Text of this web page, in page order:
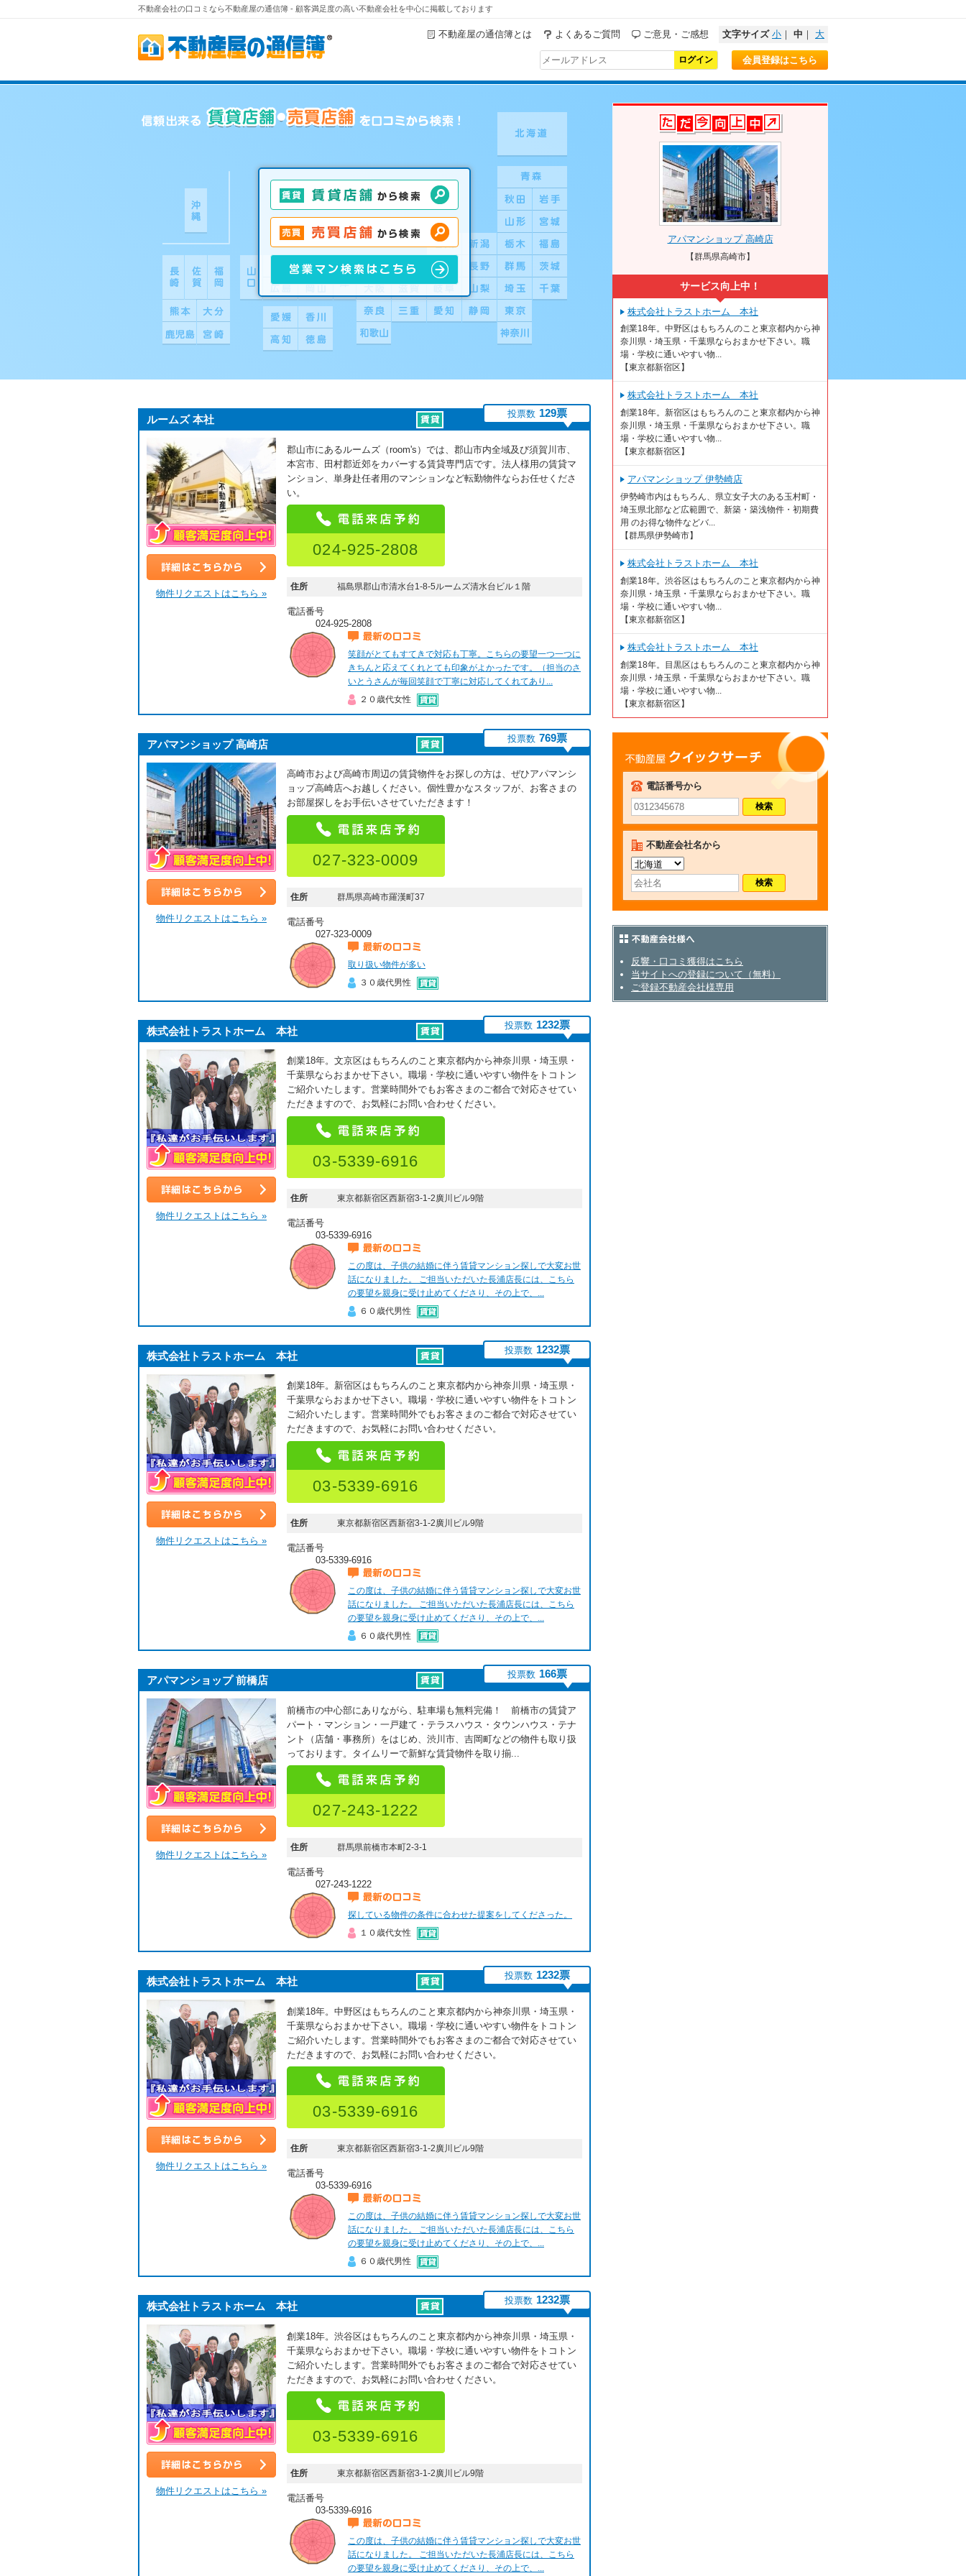
不動産会社の口コミなら不動産屋の通信簿 - 顧客満足度の高い不動産会社を中心に掲載しております
不動産屋の通信簿とは よくあるご質問 ご意見・ご感想 文字サイズ 小 ｜ 中 ｜ 大
会員登録はこちら
賃貸店舗から検索
売買店舗から検索
ルームズ 本社 投票数 129票
顧客満足度向上中！
詳細はこちら
物件リクエストはこちら »
郡山市にあるルームズ（room's）では、郡山市内全域及び須賀川市、
本宮市、田村郡近郊をカバーする賃貸専門店です。法人様用の賃貸マ
ンション、単身赴任者用のマンションなど転勤物件ならお任せくださ
い。
024-925-2808
住所 福島県郡山市清水台1-8-5ルームズ清水台ビル１階
電話番号
024-925-2808
最新の口コミ
笑顔がとてもすてきで対応も丁寧。こちらの要望一つ一つに
きちんと応えてくれとても印象がよかったです。（担当のさ
いとうさんが毎回笑顔で丁寧に対応してくれてあり...
２０歳代女性
アパマンショップ 高崎店 投票数 769票
顧客満足度向上中！
詳細はこちら
物件リクエストはこちら »
高崎市および高崎市周辺の賃貸物件をお探しの方は、ぜひアパマンシ
ョップ高崎店へお越しください。個性豊かなスタッフが、お客さまの
お部屋探しをお手伝いさせていただきます！
027-323-0009
住所 群馬県高崎市羅漢町37
電話番号
027-323-0009
最新の口コミ
取り扱い物件が多い
３０歳代男性
株式会社トラストホーム 本社 投票数 1232票
顧客満足度向上中！
物件リクエストはこちら »
創業18年。文京区はもちろんのこと東京都内から神奈川県・埼玉県・
千葉県ならおまかせ下さい。職場・学校に通いやすい物件をトコトン
ご紹介いたします。営業時間外でもお客さまのご都合で対応させてい
ただきますので、お気軽にお問い合わせください。
03-5339-6916
住所 東京都新宿区西新宿3-1-2廣川ビル9階
電話番号
03-5339-6916
最新の口コミ
この度は、子供の結婚に伴う賃貸マンション探しで大変お世
話になりました。 ご担当いただいた長浦店長には、こちら
の要望を親身に受け止めてくださり、その上で、...
６０歳代男性
株式会社トラストホーム 本社 投票数 1232票
顧客満足度向上中！
物件リクエストはこちら »
創業18年。新宿区はもちろんのこと東京都内から神奈川県・埼玉県・
千葉県ならおまかせ下さい。職場・学校に通いやすい物件をトコトン
ご紹介いたします。営業時間外でもお客さまのご都合で対応させてい
ただきますので、お気軽にお問い合わせください。
03-5339-6916
住所 東京都新宿区西新宿3-1-2廣川ビル9階
電話番号
03-5339-6916
最新の口コミ
この度は、子供の結婚に伴う賃貸マンション探しで大変お世
話になりました。 ご担当いただいた長浦店長には、こちら
の要望を親身に受け止めてくださり、その上で、...
６０歳代男性
アパマンショップ 前橋店 投票数 166票
顧客満足度向上中！
物件リクエストはこちら »
前橋市の中心部にありながら、駐車場も無料完備！ 前橋市の賃貸ア
パート・マンション・一戸建て・テラスハウス・タウンハウス・テナ
ント（店舗・事務所）をはじめ、渋川市、吉岡町などの物件も取り扱
っております。タイムリーで新鮮な賃貸物件を取り揃...
027-243-1222
住所 群馬県前橋市本町2-3-1
電話番号
027-243-1222
最新の口コミ
探している物件の条件に合わせた提案をしてくださった。
１０歳代女性
株式会社トラストホーム 本社 投票数 1232票
顧客満足度向上中！
詳細はこちら
物件リクエストはこちら »
創業18年。中野区はもちろんのこと東京都内から神奈川県・埼玉県・
千葉県ならおまかせ下さい。職場・学校に通いやすい物件をトコトン
ご紹介いたします。営業時間外でもお客さまのご都合で対応させてい
ただきますので、お気軽にお問い合わせください。
03-5339-6916
住所 東京都新宿区西新宿3-1-2廣川ビル9階
電話番号
03-5339-6916
最新の口コミ
この度は、子供の結婚に伴う賃貸マンション探しで大変お世
話になりました。 ご担当いただいた長浦店長には、こちら
の要望を親身に受け止めてくださり、その上で、...
６０歳代男性
株式会社トラストホーム 本社 投票数 1232票
顧客満足度向上中！
詳細はこちら
物件リクエストはこちら »
創業18年。渋谷区はもちろんのこと東京都内から神奈川県・埼玉県・
千葉県ならおまかせ下さい。職場・学校に通いやすい物件をトコトン
ご紹介いたします。営業時間外でもお客さまのご都合で対応させてい
ただきますので、お気軽にお問い合わせください。
03-5339-6916
住所 東京都新宿区西新宿3-1-2廣川ビル9階
電話番号
03-5339-6916
最新の口コミ
この度は、子供の結婚に伴う賃貸マンション探しで大変お世
話になりました。 ご担当いただいた長浦店長には、こちら
の要望を親身に受け止めてくださり、その上で、...
アパマンショップ 高崎店
【群馬県高崎市】
サービス向上中！
株式会社トラストホーム 本社
創業18年。中野区はもちろんのこと東京都内から神
奈川県・埼玉県・千葉県ならおまかせ下さい。職
場・学校に通いやすい物...
【東京都新宿区】
株式会社トラストホーム 本社
創業18年。新宿区はもちろんのこと東京都内から神
奈川県・埼玉県・千葉県ならおまかせ下さい。職
場・学校に通いやすい物...
【東京都新宿区】
アパマンショップ 伊勢崎店
伊勢崎市内はもちろん、県立女子大のある玉村町・
埼玉県北部など広範囲で、新築・築浅物件・初期費
用 のお得な物件などバ...
【群馬県伊勢崎市】
株式会社トラストホーム 本社
創業18年。渋谷区はもちろんのこと東京都内から神
奈川県・埼玉県・千葉県ならおまかせ下さい。職
場・学校に通いやすい物...
【東京都新宿区】
株式会社トラストホーム 本社
創業18年。目黒区はもちろんのこと東京都内から神
奈川県・埼玉県・千葉県ならおまかせ下さい。職
場・学校に通いやすい物...
【東京都新宿区】
不動産屋クイックサーチ
電話番号から
不動産会社名から
反響・口コミ獲得はこちら
当サイトへの登録について（無料）
ご登録不動産会社様専用